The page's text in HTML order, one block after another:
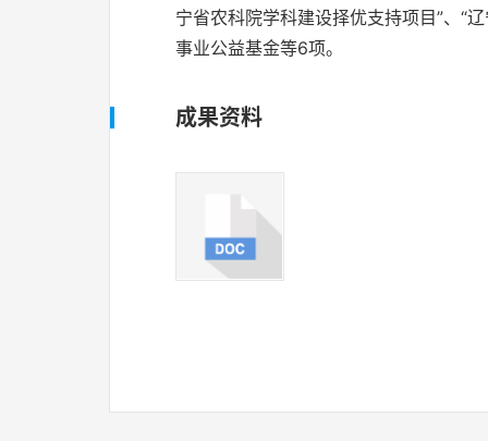
宁省农科院学科建设择优支持项目”、“
事业公益基金等6项。
成果资料